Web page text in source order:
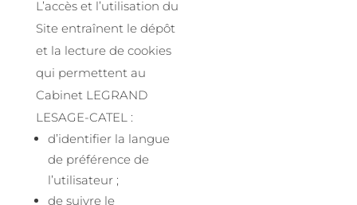
L’accès et l’utilisation du
Site entraînent le dépôt
et la lecture de cookies
qui permettent au
Cabinet LEGRAND
LESAGE-CATEL :
d’identifier la langue
de préférence de
l’utilisateur ;
de suivre le